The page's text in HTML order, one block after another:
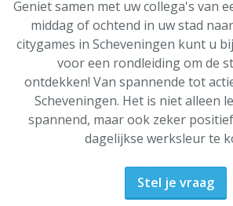
Geniet samen met uw collega's van
middag of ochtend in uw stad
citygames in Scheveningen kunt u
voor een rondleiding om de
ontdekken! Van spannende tot
Scheveningen. Het is niet alleen
spannend, maar ook zeker
dagelijkse werksleur te
Stel je vraag